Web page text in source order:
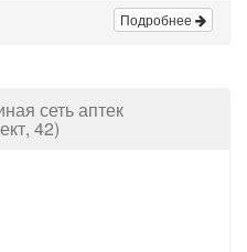
Подробнее
сеть аптек
42)